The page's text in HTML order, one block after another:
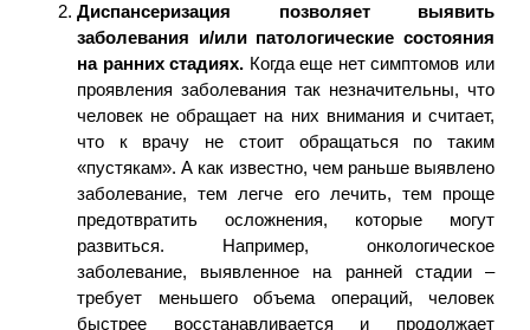
Диспансеризация позволяет выявить
заболевания и/или патологические состояния
на ранних стадиях. Когда еще нет симптомов или
проявления заболевания так незначительны, что
человек не обращает на них внимания и считает,
что к врачу не стоит обращаться по таким
«пустякам». А как известно, чем раньше выявлено
заболевание, тем легче его лечить, тем проще
предотвратить осложнения, которые могут
развиться. Например, онкологическое
заболевание, выявленное на ранней стадии –
требует меньшего объема операций, человек
быстрее восстанавливается и продолжает